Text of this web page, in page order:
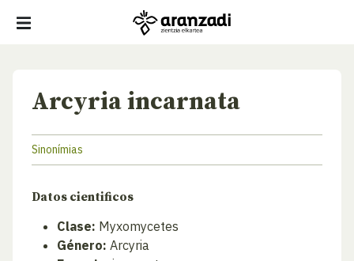
Arcyria incarnata
Sinonímias
Datos cientificos
Clase: Myxomycetes
Género: Arcyria